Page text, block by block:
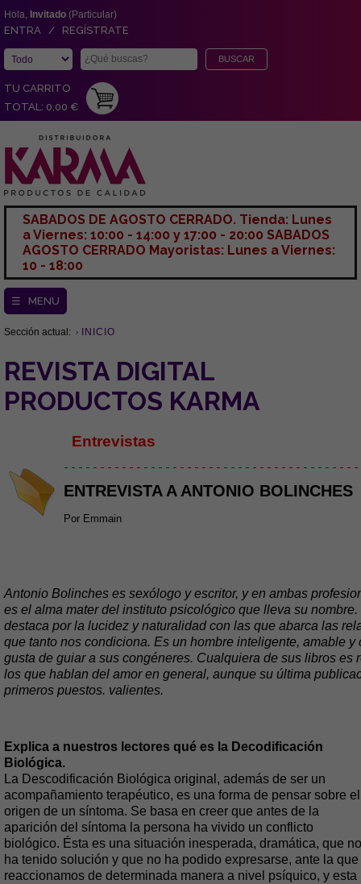
Hola, Invitado (Particular)
ENTRA / REGÍSTRATE
TU CARRITO
TOTAL: 0,00 €
SABADOS DE AGOSTO CERRADO. Tienda: Lunes
a Viernes: 10:00 - 14:00 y 17:00 - 20:00 SABADOS
AGOSTO CERRADO Mayoristas: Lunes a Viernes:
10 - 18:00
☰ MENU
Sección actual: INICIO
REVISTA DIGITAL
PRODUCTOS KARMA
Entrevistas
- - - - - - - - - - - - - - - - - - - - - - - - - - - - - - - - - - - - - - - -
ENTREVISTA A ANTONIO BOLINCHES
Por Emmain
Antonio Bolinches es sexólogo y escritor, y en ambas
es el alma mater del instituto psicológico que lleva su
destaca por la lucidez y naturalidad con las que abarca las
que tanto nos condiciona. Es un hombre inteligente, amable
gusta de guiar a sus congéneres. Cualquiera de sus libros
los que hablan del amor en general, aunque su última
primeros puestos. valientes.
Explica a nuestros lectores qué es la Decodificación
Biológica.
La Descodificación Biológica original, además de ser un
acompañamiento terapéutico, es una forma de pensar sobre el
origen de un síntoma. Se basa en creer que antes de la
aparición del síntoma la persona ha vivido un conflicto
biológico. Ésta es una situación inesperada, dramática, que no
ha tenido solución y que no ha podido expresarse, ante la que
reaccionamos de determinada manera a nivel psíquico, y esta